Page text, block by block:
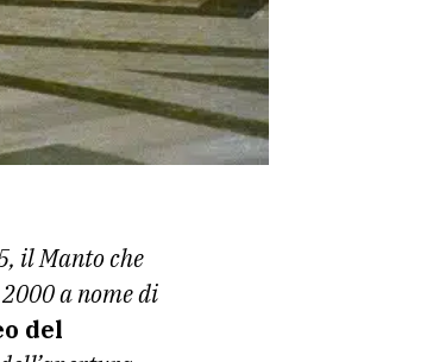
il Manto che
a nome di
del